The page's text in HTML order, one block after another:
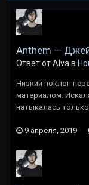
Anthem —
Ответ от Alva в
Низкий поклон
материалом.
натыкалась
9 апреля, 2019